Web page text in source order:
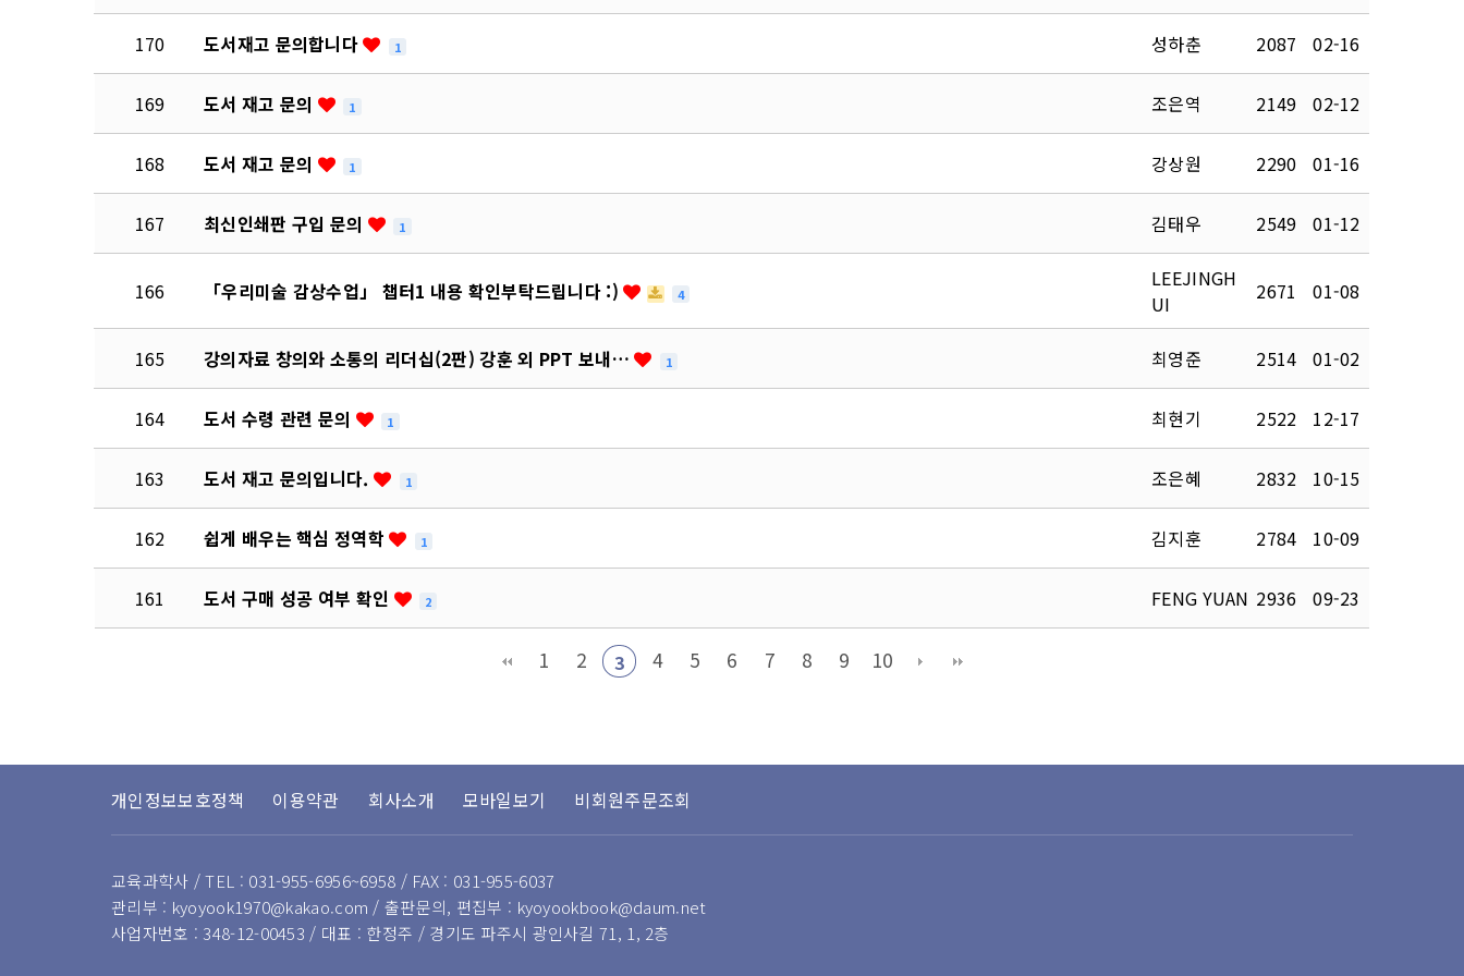
170 도서재고 문의합니다 1 성하춘 2087 02-16
169 도서 재고 문의 1 조은역 2149 02-12
168 도서 재고 문의 1 강상원 2290 01-16
167 최신인쇄판 구입 문의 1 김태우 2549 01-12
166 「우리미술 감상수업」 챕터1 내용 확인부탁드립니다 :) 4
LEEJINGH
UI
2671 01-08
165 강의자료 창의와 소통의 리더십(2판) 강훈 외 PPT 보내… 1 최영준 2514 01-02
164 도서 수령 관련 문의 1 최현기 2522 12-17
163 도서 재고 문의입니다. 1 조은혜 2832 10-15
162 쉽게 배우는 핵심 정역학 1 김지훈 2784 10-09
161 도서 구매 성공 여부 확인 2 FENG YUAN 2936 09-23
1 2 3 4 5 6 7 8 9 10
개인정보보호정책 이용약관 회사소개 모바일보기 비회원주문조회
교육과학사 / TEL : 031-955-6956~6958 / FAX : 031-955-6037
관리부 : kyoyook1970@kakao.com / 출판문의, 편집부 : kyoyookbook@daum.net
사업자번호 : 348-12-00453 / 대표 : 한정주 / 경기도 파주시 광인사길 71, 1, 2층